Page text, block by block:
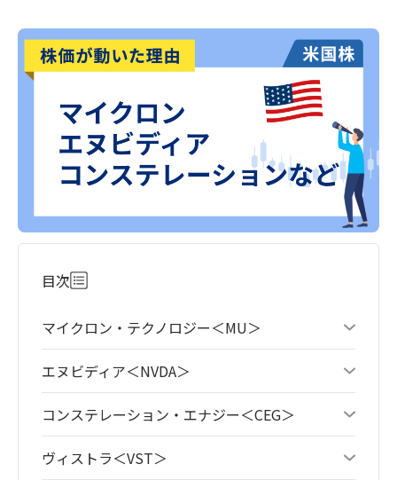
目次
マイクロン・テクノロジー＜MU＞
エヌビディア＜NVDA＞
コンステレーション・エナジー＜CEG＞
ヴィストラ＜VST＞